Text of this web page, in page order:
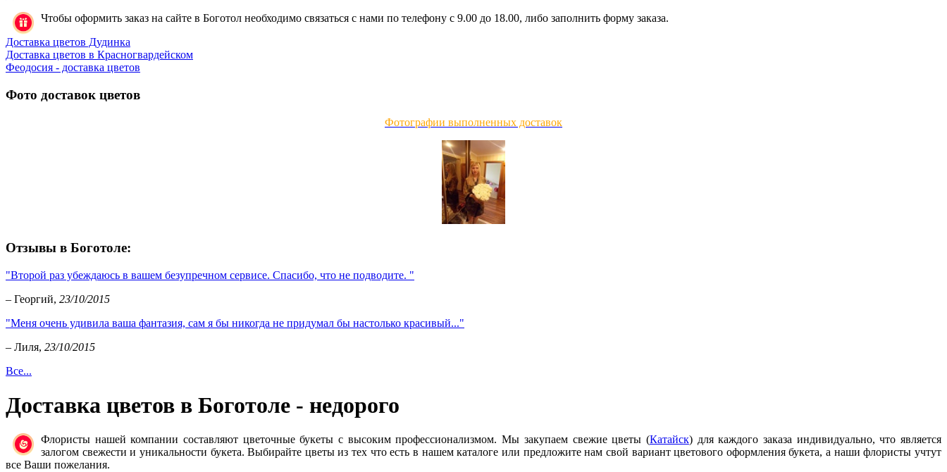
Чтобы оформить заказ на сайте в Боготол необходимо связаться с нами по телефону с 9.00 до 18.00, либо заполнить форму заказа.
Доставка цветов Дудинка
Доставка цветов в Красногвардейском
Феодосия - доставка цветов
Фото доставок цветов
Фотографии выполненных доставок
Отзывы в Боготоле:
"Второй раз убеждаюсь в вашем безупречном сервисе. Спасибо, что не подводите. "
– Георгий, 23/10/2015
"Меня очень удивила ваша фантазия, сам я бы никогда не придумал бы настолько красивый..."
– Лиля, 23/10/2015
Все...
Доставка цветов в Боготоле - недорого
Флористы нашей компании составляют цветочные букеты с высоким профессионализмом. Мы закупаем свежие цветы (Катайск) для каждого заказа индивидуально, что является
залогом свежести и уникальности букета. Выбирайте цветы из тех что есть в нашем каталоге или предложите нам свой вариант цветового оформления букета, а наши флористы учтут
все Ваши пожелания.